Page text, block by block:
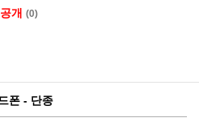
개 (0)
폰 - 단종